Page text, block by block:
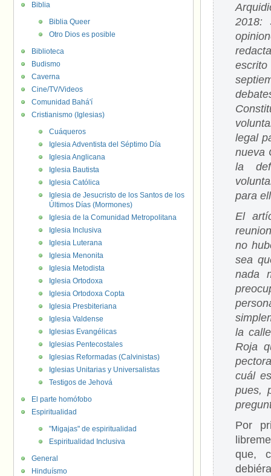
2018:
legal
nueva
la
para
El
no
sea
nada
la
Roja
cuál
pues,
Por
que,
Biblia
Biblia Queer
Otro Dios es posible
Biblioteca
Budismo
Caverna
Cine/TV/Videos
Comunidad Bahá'í
Cristianismo (Iglesias)
Cuáqueros
Iglesia Adventista del Séptimo Día
Iglesia Anglicana
Iglesia Bautista
Iglesia Católica
Iglesia de Jesucristo de los Santos de los
Últimos Días (Mormones)
Iglesia de la Comunidad Metropolitana
Iglesia Inclusiva
Iglesia Luterana
Iglesia Menonita
Iglesia Metodista
Iglesia Ortodoxa
Iglesia Ortodoxa Copta
Iglesia Presbiteriana
Iglesia Valdense
Iglesias Evangélicas
Iglesias Pentecostales
Iglesias Reformadas (Calvinistas)
Iglesias Unitarias y Universalistas
Testigos de Jehová
El parte homófobo
Espiritualidad
"Migajas" de espiritualidad
Espiritualidad Inclusiva
General
Hinduísmo